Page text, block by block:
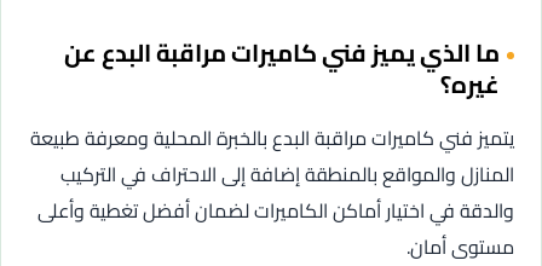
ما الذي يميز فني كاميرات مراقبة البدع عن
غيره؟
يتميز فني كاميرات مراقبة البدع بالخبرة المحلية ومعرفة طبيعة
المنازل والمواقع بالمنطقة إضافة إلى الاحتراف في التركيب
والدقة في اختيار أماكن الكاميرات لضمان أفضل تغطية وأعلى
مستوى أمان.